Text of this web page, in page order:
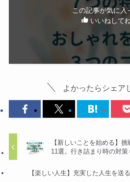
この記事が気に入
いいねして
よかったらシェア
【新しいことを始める】
11選。行き詰まり時の対策
【楽しい人生】充実した人生を送